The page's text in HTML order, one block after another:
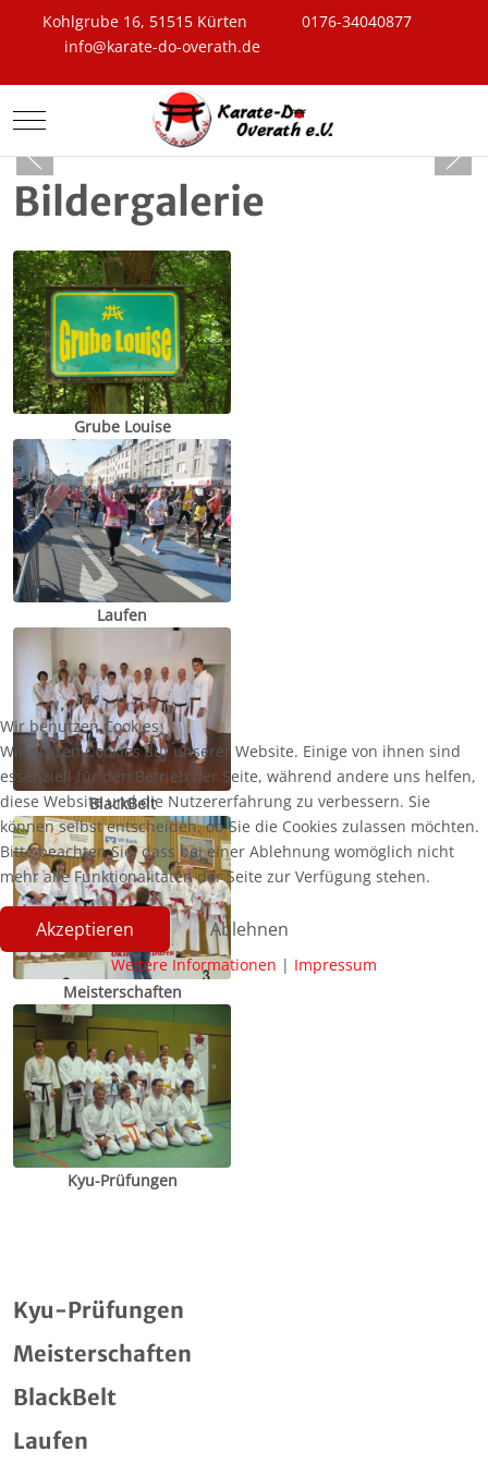
Kohlgrube 16, 51515 Kürten
0176-34040877
info@karate-do-overath.de
Mobile Menu Toggle
Bildergalerie
Grube Louise
Laufen
BlackBelt
Meisterschaften
Kyu-Prüfungen
Kyu-Prüfungen
Meisterschaften
BlackBelt
Laufen
Wir benutzen Cookies
Wir nutzen Cookies auf unserer Website. Einige von ihnen sind
essenziell für den Betrieb der Seite, während andere uns helfen,
diese Website und die Nutzererfahrung zu verbessern. Sie
können selbst entscheiden, ob Sie die Cookies zulassen möchten.
Bitte beachten Sie, dass bei einer Ablehnung womöglich nicht
mehr alle Funktionalitäten der Seite zur Verfügung stehen.
Akzeptieren Ablehnen
Weitere Informationen | Impressum